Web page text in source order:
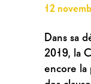
12
Dans sa
2019, la
encore la